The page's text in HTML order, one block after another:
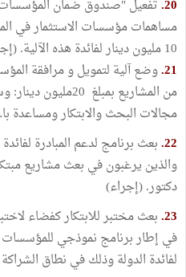
20. تفعيل "صندوق ضمان المؤسسات
مساهمات مؤسسات الاستثمار في
10 مليون دينار لفائدة هذه الآلية. (إجراء)
21. وضع آلية لتمويل و مرافقة
من المشاريع بمبلغ
مجالات البحث والابتكار ومساعدة
22. بعث برنامج لدعم المبادرة
دكتور. (إجراء)
23. بعث مختبر للابتكار كفضاء
في إطار برنامج نموذجي للمؤسسات
لفائدة الدولة وذلك في نطاق